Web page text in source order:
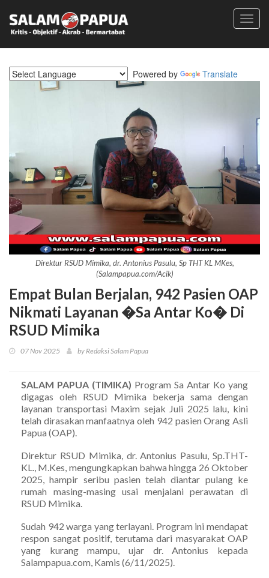
Powered by Translate
Direktur RSUD Mimika, dr. Antonius Pasulu, Sp THT KL MKes,
(Salampapua.com/Acik)
Empat Bulan Berjalan, 942 Pasien OAP
Nikmati Layanan �Sa Antar Ko� Di
RSUD Mimika
07 Nov 2025 by Redaksi Salam Papua
SALAM PAPUA (TIMIKA) Program Sa Antar Ko yang
digagas oleh RSUD Mimika bekerja sama dengan
layanan transportasi Maxim sejak Juli 2025 lalu, kini
telah dirasakan manfaatnya oleh 942 pasien Orang Asli
Papua (OAP).
Direktur RSUD Mimika, dr. Antonius Pasulu, Sp.THT-
KL., M.Kes, mengungkapkan bahwa hingga 26 Oktober
2025, hampir seribu pasien telah diantar pulang ke
rumah masing-masing usai menjalani perawatan di
RSUD Mimika.
Sudah 942 warga yang terlayani. Program ini mendapat
respon sangat positif, terutama dari masyarakat OAP
yang kurang mampu, ujar dr. Antonius kepada
Salampapua.com, Kamis (6/11/2025).